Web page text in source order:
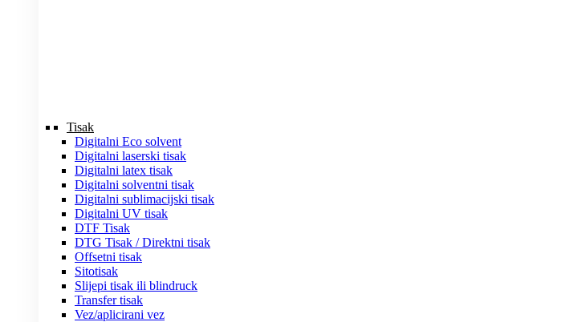
Tisak
Digitalni Eco solvent
Digitalni laserski tisak
Digitalni latex tisak
Digitalni solventni tisak
Digitalni sublimacijski tisak
Digitalni UV tisak
DTF Tisak
DTG Tisak / Direktni tisak
Offsetni tisak
Sitotisak
Slijepi tisak ili blindruck
Transfer tisak
Vez/aplicirani vez